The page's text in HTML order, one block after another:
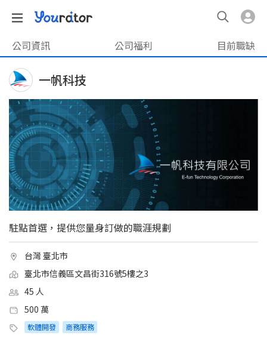
公司資訊 公司福利 目前職缺
一帆科技
駐點首選，提供您量身訂做的職涯規劃
台灣 臺北市
臺北市信義區文昌街316號5樓之3
45 人
500 萬
軟體開發 商務服務